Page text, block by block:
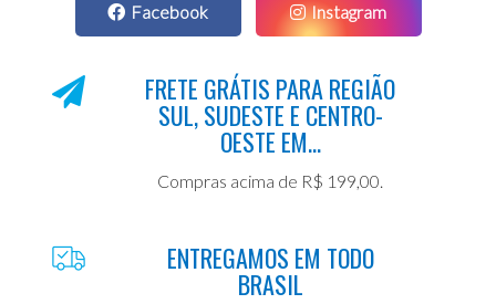
Facebook Instagram
FRETE GRÁTIS PARA REGIÃO
SUL, SUDESTE E CENTRO-
OESTE EM...
Compras acima de R$ 199,00.
ENTREGAMOS EM TODO
BRASIL